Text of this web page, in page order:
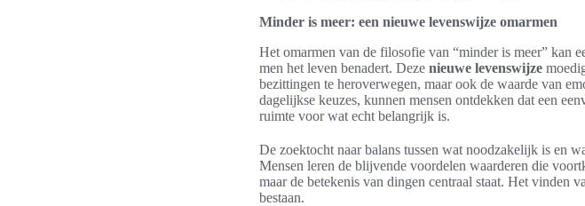
Minder is meer: een nieuwe levenswijze omarmen
Het omarmen van de filosofie van “minder is meer” kan
men het leven benadert. Deze nieuwe levenswijze
bezittingen te heroverwegen, maar ook de waarde van
dagelijkse keuzes, kunnen mensen ontdekken dat een
ruimte voor wat echt belangrijk is.
De zoektocht naar balans tussen wat noodzakelijk is en
Mensen leren de blijvende voordelen waarderen die
maar de betekenis van dingen centraal staat. Het vinden
bestaan.